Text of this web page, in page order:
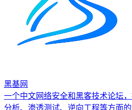
黑基网
一个中文网络安全和黑客技术论坛
分析、渗透测试、逆向工程等方面的